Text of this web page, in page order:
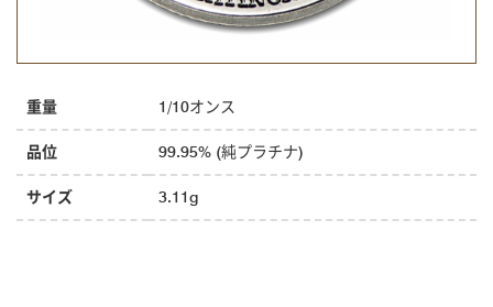
重量 1/10オンス
品位 99.95% (純プラチナ)
サイズ 3.11g